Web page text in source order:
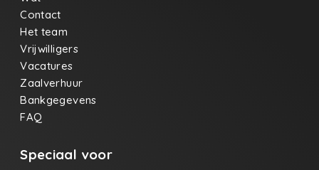
Contact
Het team
Vrijwilligers
Vacatures
Zaalverhuur
Bankgegevens
FAQ
Speciaal voor